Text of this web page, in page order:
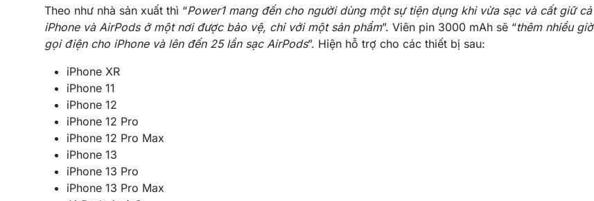
Theo như nhà sản xuất thì “Power1 mang đến cho người dùng một sự tiện dụng khi vừa sạc và cất giữ cả
iPhone và AirPods ở một nơi được bảo vệ, chỉ với một sản phẩm”. Viên pin 3000 mAh sẽ “thêm nhiều giờ
gọi điện cho iPhone và lên đến 25 lần sạc AirPods”. Hiện hỗ trợ cho các thiết bị sau:
iPhone XR
iPhone 11
iPhone 12
iPhone 12 Pro
iPhone 12 Pro Max
iPhone 13
iPhone 13 Pro
iPhone 13 Pro Max